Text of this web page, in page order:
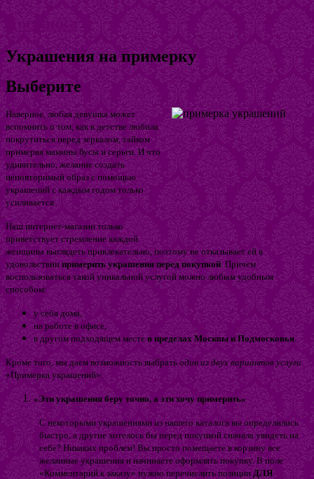
Украшения на примерку
Выберите
Наверное, любая девушка может
вспомнить о том, как в детстве любила
покрутиться перед зеркалом, тайком
примеряя мамины бусы и серьги. И что
удивительно, желание создать
неповторимый образ с помощью
украшений с каждым годом только
усиливается.
Наш интернет-магазин только
приветствует стремление каждой
женщины выглядеть привлекательно, поэтому не отказывает ей в
удовольствии примерить украшения перед покупкой . Причем
воспользоваться такой уникальной услугой можно любым удобным
способом:
у себя дома,
на работе в офисе,
в другом подходящем месте в пределах Москвы и Подмосковья
Кроме того, мы даем возможность выбрать один из двух вариантов услуги
«Примерка украшений»:
«Эти украшения беру точно, а эти хочу примерить»
С некоторыми украшениями из нашего каталога вы определились
быстро, а другие хотелось бы перед покупкой сначала увидеть на
себе? Никаких проблем! Вы просто помещаете в корзину все
желанные украшения и начинаете оформлять покупку. В поле
«Комментарий к заказу» нужно перечислить позиции ДЛЯ